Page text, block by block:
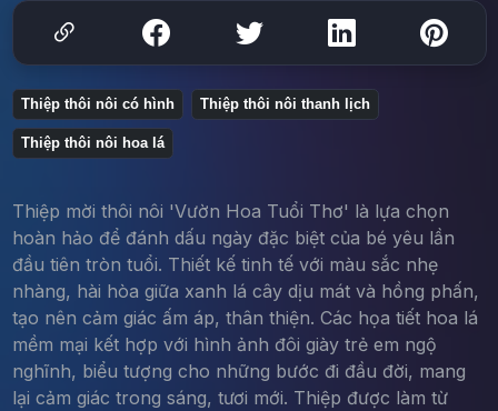
Thiệp thôi nôi có hình Thiệp thôi nôi thanh lịch
Thiệp thôi nôi hoa lá
Thiệp mời thôi nôi 'Vườn Hoa Tuổi Thơ' là lựa chọn
hoàn hảo để đánh dấu ngày đặc biệt của bé yêu lần
đầu tiên tròn tuổi. Thiết kế tinh tế với màu sắc nhẹ
nhàng, hài hòa giữa xanh lá cây dịu mát và hồng phấn,
tạo nên cảm giác ấm áp, thân thiện. Các họa tiết hoa lá
mềm mại kết hợp với hình ảnh đôi giày trẻ em ngộ
nghĩnh, biểu tượng cho những bước đi đầu đời, mang
lại cảm giác trong sáng, tươi mới. Thiệp được làm từ